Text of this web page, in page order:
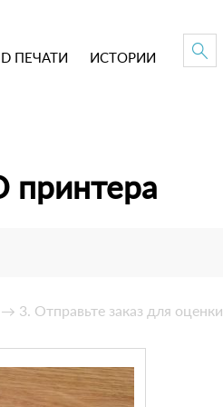
ПЕЧАТИ ИСТОРИИ
принтера
→ 3. Отправьте заказ для оценки